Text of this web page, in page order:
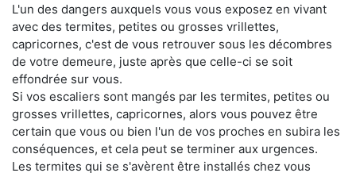
L'un des dangers auxquels vous vous exposez en vivant
avec des termites, petites ou grosses vrillettes,
capricornes, c'est de vous retrouver sous les décombres
de votre demeure, juste après que celle-ci se soit
effondrée sur vous.
Si vos escaliers sont mangés par les termites, petites ou
grosses vrillettes, capricornes, alors vous pouvez être
certain que vous ou bien l'un de vos proches en subira les
conséquences, et cela peut se terminer aux urgences.
Les termites qui se s'avèrent être installés chez vous